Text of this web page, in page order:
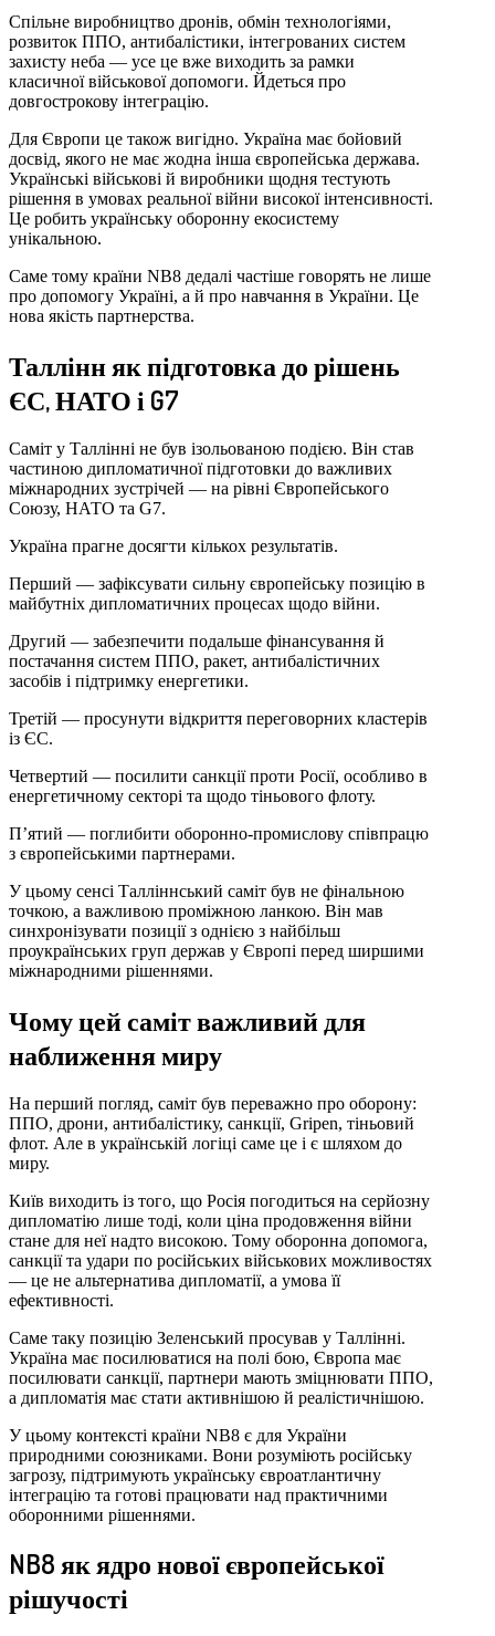
Спільне виробництво дронів, обмін технологіями,
розвиток ППО, антибалістики, інтегрованих систем
захисту неба — усе це вже виходить за рамки
класичної військової допомоги. Йдеться про
довгострокову інтеграцію.
Для Європи це також вигідно. Україна має бойовий
досвід, якого не має жодна інша європейська держава.
Українські військові й виробники щодня тестують
рішення в умовах реальної війни високої інтенсивності.
Це робить українську оборонну екосистему
унікальною.
Саме тому країни NB8 дедалі частіше говорять не лише
про допомогу Україні, а й про навчання в України. Це
нова якість партнерства.
Таллінн як підготовка до рішень
ЄС, НАТО і G7
Саміт у Таллінні не був ізольованою подією. Він став
частиною дипломатичної підготовки до важливих
міжнародних зустрічей — на рівні Європейського
Союзу, НАТО та G7.
Україна прагне досягти кількох результатів.
Перший — зафіксувати сильну європейську позицію в
майбутніх дипломатичних процесах щодо війни.
Другий — забезпечити подальше фінансування й
постачання систем ППО, ракет, антибалістичних
засобів і підтримку енергетики.
Третій — просунути відкриття переговорних кластерів
із ЄС.
Четвертий — посилити санкції проти Росії, особливо в
енергетичному секторі та щодо тіньового флоту.
П’ятий — поглибити оборонно-промислову співпрацю
з європейськими партнерами.
У цьому сенсі Талліннський саміт був не фінальною
точкою, а важливою проміжною ланкою. Він мав
синхронізувати позиції з однією з найбільш
проукраїнських груп держав у Європі перед ширшими
міжнародними рішеннями.
Чому цей саміт важливий для
наближення миру
На перший погляд, саміт був переважно про оборону:
ППО, дрони, антибалістику, санкції, Gripen, тіньовий
флот. Але в українській логіці саме це і є шляхом до
миру.
Київ виходить із того, що Росія погодиться на серйозну
дипломатію лише тоді, коли ціна продовження війни
стане для неї надто високою. Тому оборонна допомога,
санкції та удари по російських військових можливостях
— це не альтернатива дипломатії, а умова її
ефективності.
Саме таку позицію Зеленський просував у Таллінні.
Україна має посилюватися на полі бою, Європа має
посилювати санкції, партнери мають зміцнювати ППО,
а дипломатія має стати активнішою й реалістичнішою.
У цьому контексті країни NB8 є для України
природними союзниками. Вони розуміють російську
загрозу, підтримують українську євроатлантичну
інтеграцію та готові працювати над практичними
оборонними рішеннями.
NB8 як ядро нової європейської
рішучості